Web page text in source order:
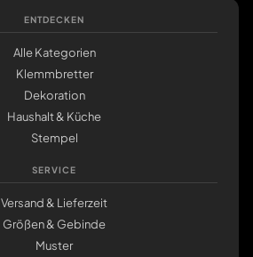
ENTDECKEN
Alle Kategorien
Klemmbretter
Dekoration
Haushalt & Küche
Stempel
SERVICE
Versand & Lieferzeit
Größen & Gebinde
Muster